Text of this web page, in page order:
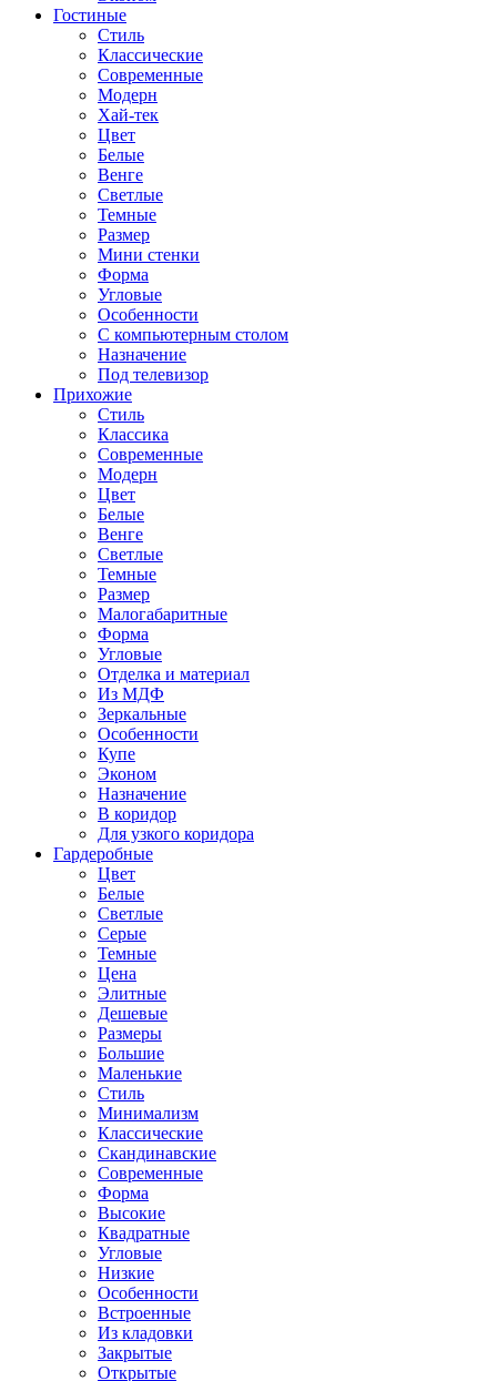
Гостиные
Стиль
Классические
Современные
Модерн
Хай-тек
Цвет
Белые
Венге
Светлые
Темные
Размер
Мини стенки
Форма
Угловые
Особенности
С компьютерным столом
Назначение
Под телевизор
Прихожие
Стиль
Классика
Современные
Модерн
Цвет
Белые
Венге
Светлые
Темные
Размер
Малогабаритные
Форма
Угловые
Отделка и материал
Из МДФ
Зеркальные
Особенности
Купе
Эконом
Назначение
В коридор
Для узкого коридора
Гардеробные
Цвет
Белые
Светлые
Серые
Темные
Цена
Элитные
Дешевые
Размеры
Большие
Маленькие
Стиль
Минимализм
Классические
Скандинавские
Современные
Форма
Высокие
Квадратные
Угловые
Низкие
Особенности
Встроенные
Из кладовки
Закрытые
Открытые